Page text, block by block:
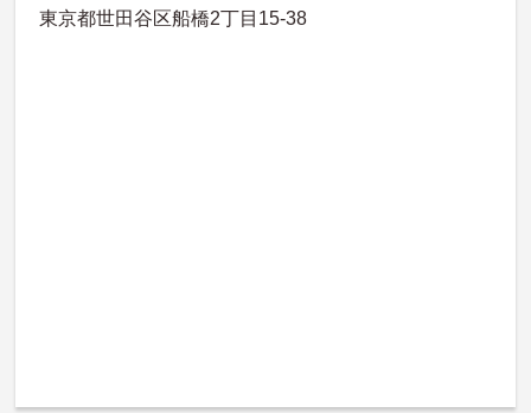
東京都世田谷区船橋2丁目15-38